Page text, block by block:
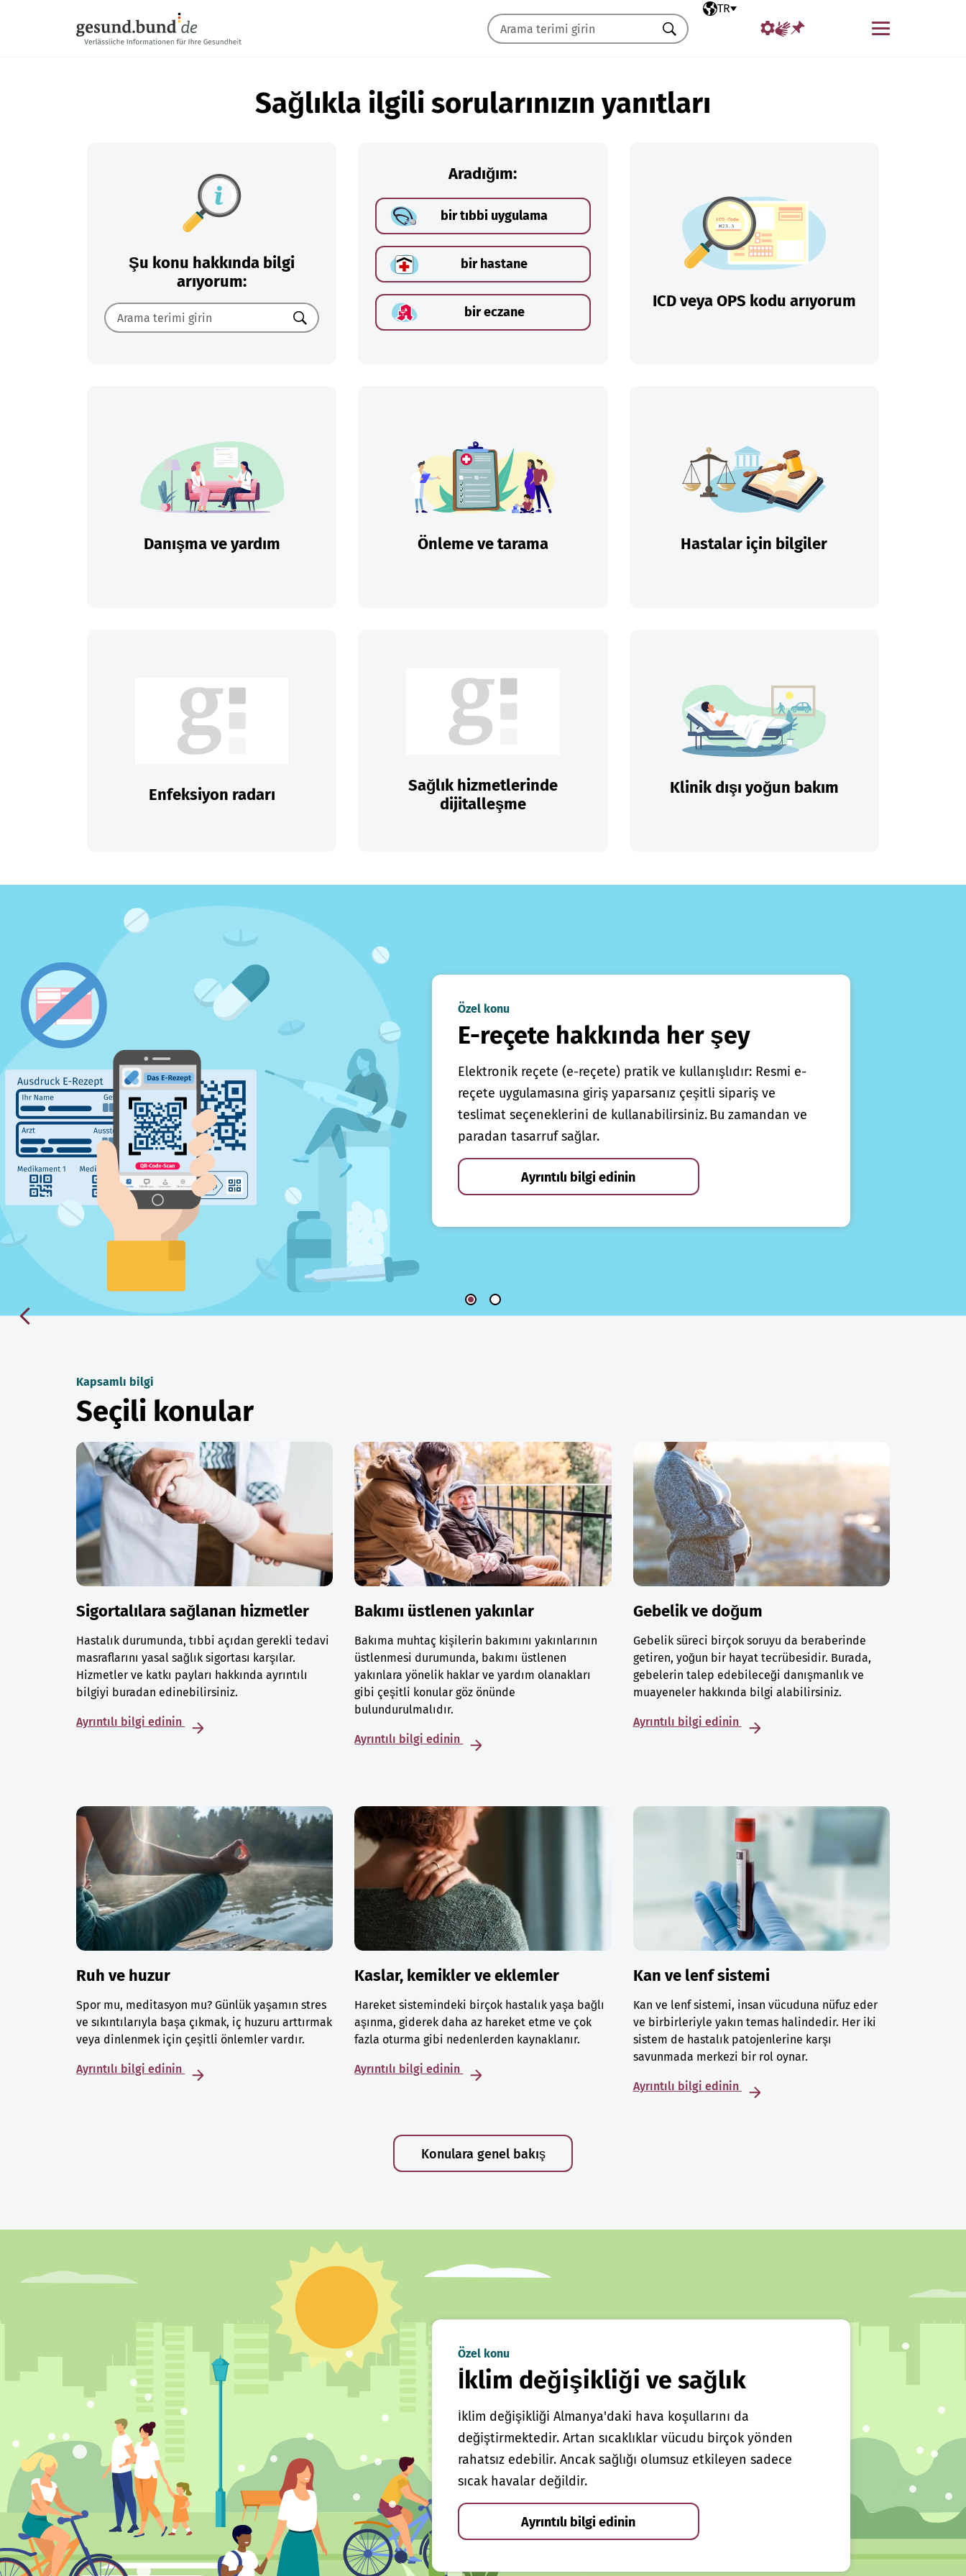
Seçili dil
TR
Menü
Ara
Sağlıkla ilgili sorularınızın yanıtları
Şu konu hakkında bilgi
arıyorum:
Ara
Aradığım:
bir tıbbi uygulama
bir hastane
bir eczane
ICD veya OPS kodu arıyorum
Danışma ve yardım Önleme ve tarama Hastalar için bilgiler
Enfeksiyon radarı
Sağlık hizmetlerinde
dijitalleşme
Klinik dışı yoğun bakım
Özel konu
E-reçete hakkında her şey
Elektronik reçete (e-reçete) pratik ve kullanışlıdır: Resmi e-
reçete uygulamasına giriş yaparsanız çeşitli sipariş ve
teslimat seçeneklerini de kullanabilirsiniz. Bu zamandan ve
paradan tasarruf sağlar.
Ayrıntılı bilgi edinin
Kapsamlı bilgi
Seçili konular
Sigortalılara sağlanan hizmetler
Hastalık durumunda, tıbbi açıdan gerekli tedavi
masraflarını yasal sağlık sigortası karşılar.
Hizmetler ve katkı payları hakkında ayrıntılı
bilgiyi buradan edinebilirsiniz.
Ayrıntılı bilgi edinin
Bakımı üstlenen yakınlar
Bakıma muhtaç kişilerin bakımını yakınlarının
üstlenmesi durumunda, bakımı üstlenen
yakınlara yönelik haklar ve yardım olanakları
gibi çeşitli konular göz önünde
bulundurulmalıdır.
Ayrıntılı bilgi edinin
Gebelik ve doğum
Gebelik süreci birçok soruyu da beraberinde
getiren, yoğun bir hayat tecrübesidir. Burada,
gebelerin talep edebileceği danışmanlık ve
muayeneler hakkında bilgi alabilirsiniz.
Ayrıntılı bilgi edinin
Ruh ve huzur
Spor mu, meditasyon mu? Günlük yaşamın stres
ve sıkıntılarıyla başa çıkmak, iç huzuru arttırmak
veya dinlenmek için çeşitli önlemler vardır.
Ayrıntılı bilgi edinin
Kaslar, kemikler ve eklemler
Hareket sistemindeki birçok hastalık yaşa bağlı
aşınma, giderek daha az hareket etme ve çok
fazla oturma gibi nedenlerden kaynaklanır.
Ayrıntılı bilgi edinin
Kan ve lenf sistemi
Kan ve lenf sistemi, insan vücuduna nüfuz eder
ve birbirleriyle yakın temas halindedir. Her iki
sistem de hastalık patojenlerine karşı
savunmada merkezi bir rol oynar.
Ayrıntılı bilgi edinin
Konulara genel bakış
Özel konu
İklim değişikliği ve sağlık
İklim değişikliği Almanya'daki hava koşullarını da
değiştirmektedir. Artan sıcaklıklar vücudu birçok yönden
rahatsız edebilir. Ancak sağlığı olumsuz etkileyen sadece
sıcak havalar değildir.
Ayrıntılı bilgi edinin